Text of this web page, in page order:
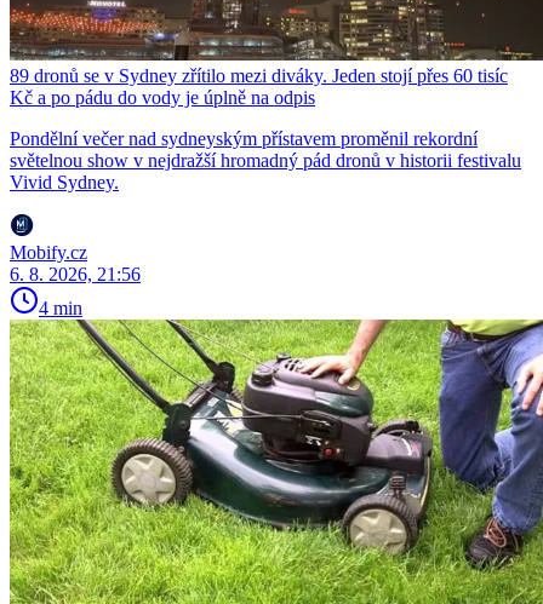
89 dronů se v Sydney zřítilo mezi diváky. Jeden stojí přes 60 tisíc
Kč a po pádu do vody je úplně na odpis
Pondělní večer nad sydneyským přístavem proměnil rekordní
světelnou show v nejdražší hromadný pád dronů v historii festivalu
Vivid Sydney.
Mobify.cz
6. 8. 2026, 21:56
4 min